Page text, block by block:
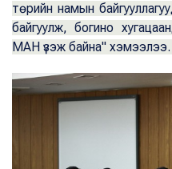
төрийн намын
байгуулж, богино
МАН үзэж байна" хэмээлээ.